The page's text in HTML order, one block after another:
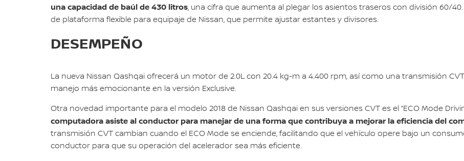
una capacidad de baúl de 430 litros, una cifra que aumenta al plegar los asientos traseros con división 60/
de plataforma flexible para equipaje de Nissan, que permite ajustar estantes y divisores.
DESEMPEÑO
La nueva Nissan Qashqai ofrecerá un motor de 2.0L con 20.4 kg-m a 4.400 rpm, así como una transmisión
manejo más emocionante en la versión Exclusive.
Otra novedad importante para el modelo 2018 de Nissan Qashqai en sus versiones CVT es el “ECO Mode
computadora asiste al conductor para manejar de una forma que contribuya a mejorar la eficiencia del
transmisión CVT cambian cuando el ECO Mode se enciende, facilitando que el vehículo opere bajo un
conductor para que su operación del acelerador sea más eficiente.